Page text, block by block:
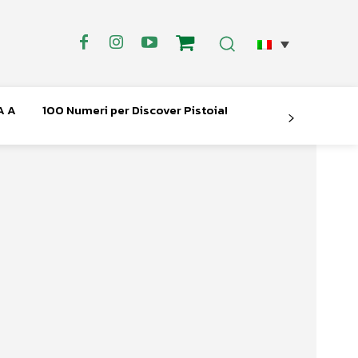
A 100 Numeri per Discover Pistoia!